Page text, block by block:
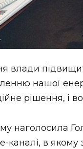
влади
нашої
рішення, і
наголосила
каналі, в